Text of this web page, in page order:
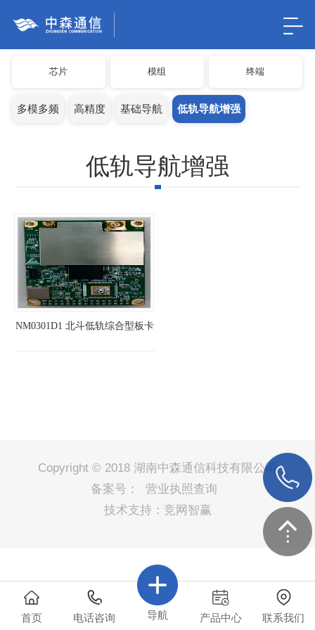
芯片 模组 终端
多模多频 高精度 基础导航 低轨导航增强
低轨导航增强
NM0301D1 北斗低轨综合型板卡
Copyright © 2018 湖南中森通信科技有限公司
备案号：
营业执照查询
技术支持：竞网智赢
首页 电话咨询 导航 产品中心 联系我们